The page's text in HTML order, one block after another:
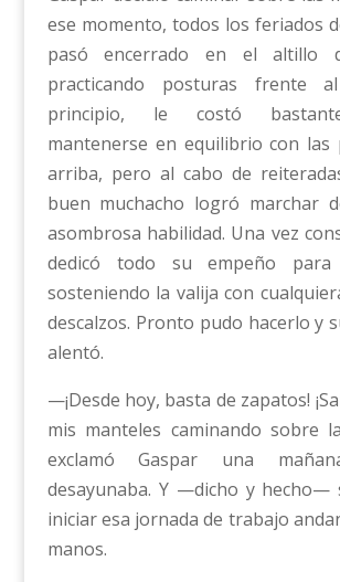
ese momento, todos los feriados
pasó encerrado en el altillo
practicando posturas frente
principio, le costó
mantenerse en equilibrio con las
arriba, pero al cabo de
buen muchacho logró marchar
asombrosa habilidad. Una vez
dedicó todo su empeño para
sosteniendo la valija con
descalzos. Pronto pudo hacerlo y
alentó.
—¡Desde hoy, basta de zapatos!
mis manteles caminando sobre
exclamó Gaspar una
desayunaba. Y —dicho y hecho—
iniciar esa jornada de trabajo
manos.